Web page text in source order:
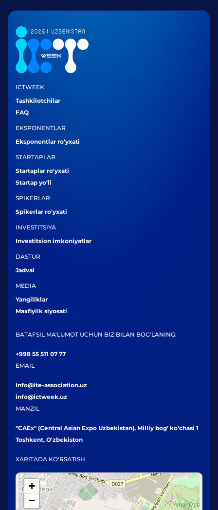
ICTWEEK
Tashkilotchilar
FAQ
EKSPONENTLAR
Eksponentlar ro‘yxati
STARTAPLAR
Startaplar ro'yxati
Startap yo‘li
SPIKERLAR
Spikerlar ro'yxati
INVESTITSIYA
Investitsion imkoniyatlar
DASTUR
Jadval
MEDIA
Yangiliklar
Maxfiylik siyosati
BATAFSIL MA'LUMOT UCHUN BIZ BILAN BOG'LANING:
+998 55 511 07 77
EMAIL
Info@ite-association.uz
info@ictweek.uz
MANZIL
"CAEx" (Central Asian Expo Uzbekistan), Milliy bog' ko'chasi 1
Toshkent, O'zbekiston
XARITADA KO'RSATISH
+
−